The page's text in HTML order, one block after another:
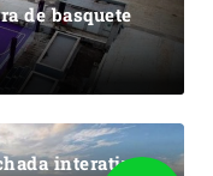
de basquete
interativa